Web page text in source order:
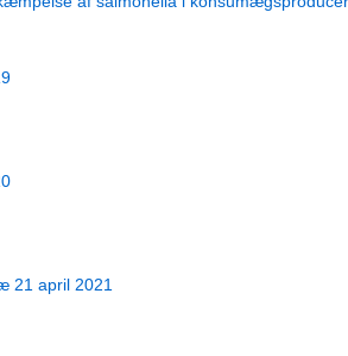
21 april 2021